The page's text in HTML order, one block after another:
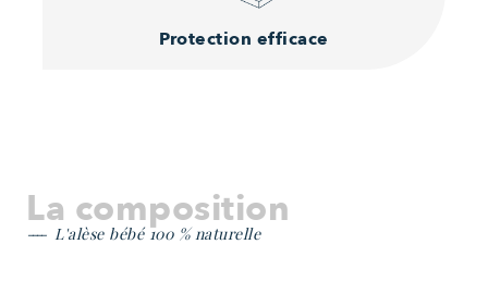
Protection efficace
La composition
L'alèse bébé 100 % naturelle